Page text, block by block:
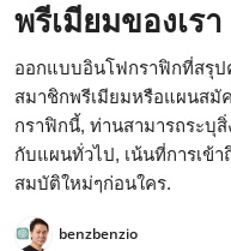
ThaiGPT Builder
คอร์สเรียน ChatGPT
พรีเมียมของเรา
ออกแบบอินโฟกราฟิกที่สรุ
สมาชิกพรีเมียมหรือแผนสมั
กราฟิกนี้, ท่านสามารถระบุ
กับแผนทั่วไป, เน้นที่การเข้
สมบัติใหม่ๆก่อนใคร.
benzbenzio